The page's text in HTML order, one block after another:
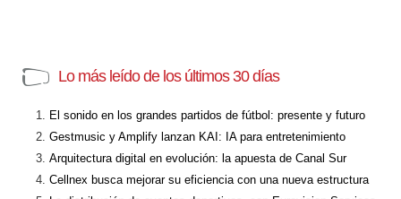
Lo más leído de los últimos 30 días
El sonido en los grandes partidos de fútbol: presente y futuro
Gestmusic y Amplify lanzan KAI: IA para entretenimiento
Arquitectura digital en evolución: la apuesta de Canal Sur
Cellnex busca mejorar su eficiencia con una nueva estructura